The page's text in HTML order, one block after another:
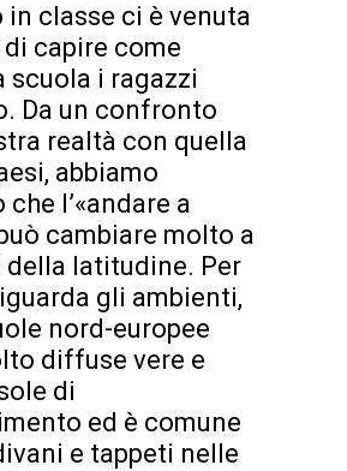
in classe ci è venuta
di capire come
scuola i ragazzi
Da un confronto
realtà con quella
abbiamo
l’«andare a
cambiare molto a
della latitudine. Per
gli ambienti,
nord-europee
diffuse vere e
di
ed è comune
e tappeti nelle